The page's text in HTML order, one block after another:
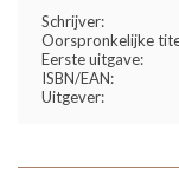
Schrijver:
Oorspronkelijke
Eerste uitgave:
ISBN/EAN:
Uitgever: